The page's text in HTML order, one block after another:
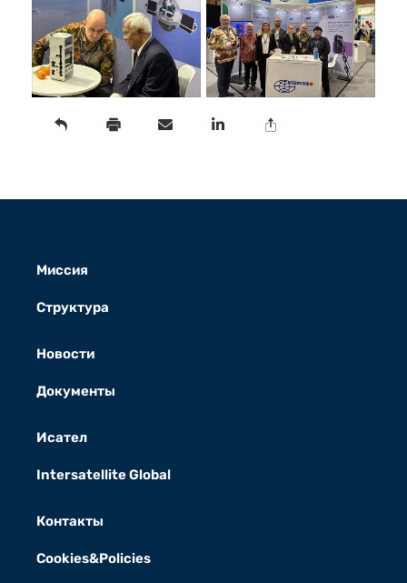
Миссия
Структура
Новости
Документы
Исател
Intersatellite Global
Контакты
Cookies&Policies